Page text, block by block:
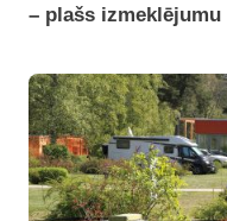
– plašs